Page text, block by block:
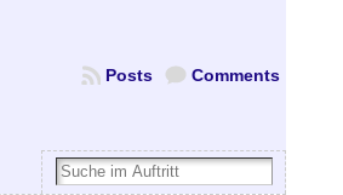
Comments
Posts